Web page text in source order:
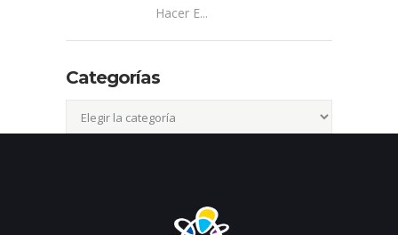
Hacer E...
Categorías
Categorías